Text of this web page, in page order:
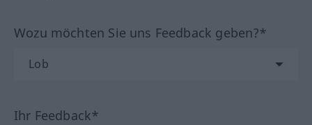
Wozu möchten Sie uns Feedback geben?*
Ihr Feedback*